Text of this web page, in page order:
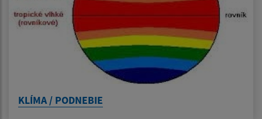
KLÍMA / PODNEBIE